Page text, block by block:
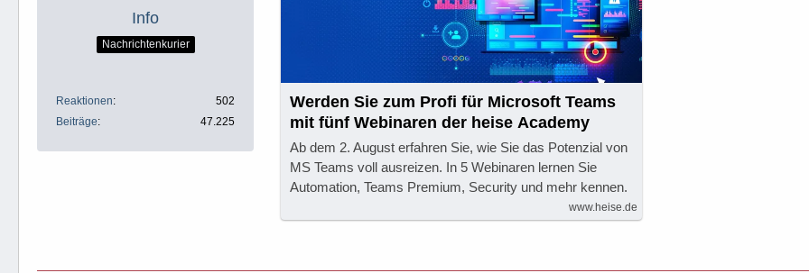
Info
Nachrichtenkurier
Reaktionen
502
Beiträge
47.225
Werden Sie zum Profi für Microsoft Teams
mit fünf Webinaren der heise Academy
Ab dem 2. August erfahren Sie, wie Sie das Potenzial von
MS Teams voll ausreizen. In 5 Webinaren lernen Sie
Automation, Teams Premium, Security und mehr kennen.
www.heise.de